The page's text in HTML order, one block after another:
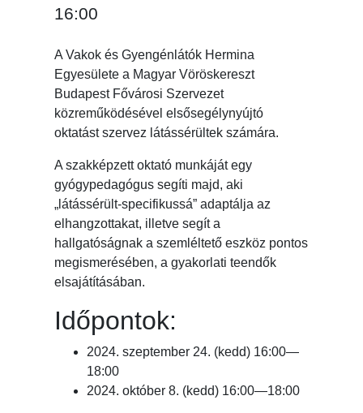
16:00
A Vakok és Gyengénlátók Hermina
Egyesülete a Magyar Vöröskereszt
Budapest Fővárosi Szervezet
közreműködésével elsősegélynyújtó
oktatást szervez látássérültek számára.
A szakképzett oktató munkáját egy
gyógypedagógus segíti majd, aki
„látássérült-specifikussá” adaptálja az
elhangzottakat, illetve segít a
hallgatóságnak a szemléltető eszköz pontos
megismerésében, a gyakorlati teendők
elsajátításában.
Időpontok:
2024. szeptember 24. (kedd) 16:00—
18:00
2024. október 8. (kedd) 16:00—18:00